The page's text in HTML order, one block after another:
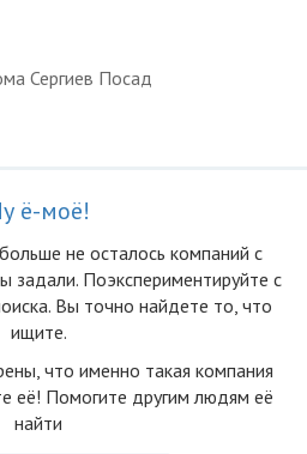
Сергиев Посад
ё-моё!
не осталоcь компаний с
задали. Поэкспериментируйте с
Вы точно найдете то, что
ищите.
что именно такая компания
её! Помогите другим людям её
найти